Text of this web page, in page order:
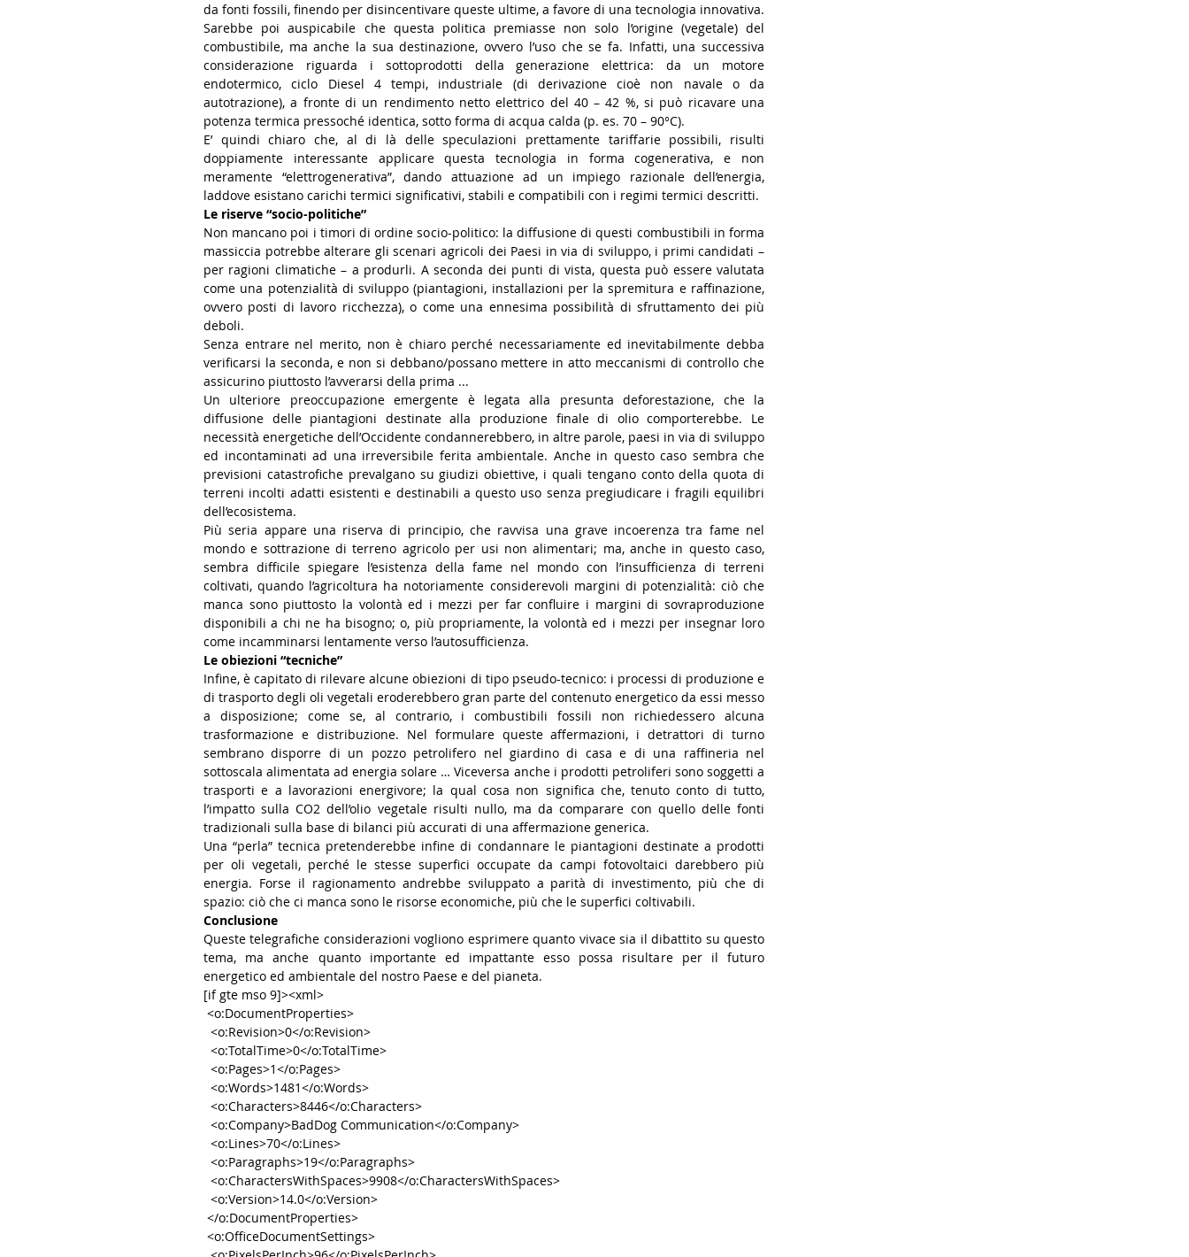
Sarebbe poi auspicabile che questa politica premiasse non solo l’origine (vegetale) del
combustibile, ma anche la sua destinazione, ovvero l’uso che se fa. Infatti, una successiva
considerazione riguarda i sottoprodotti della generazione elettrica: da un motore
endotermico, ciclo Diesel 4 tempi, industriale (di derivazione cioè non navale o da
autotrazione), a fronte di un rendimento netto elettrico del 40 – 42 %, si può ricavare una
potenza termica pressoché identica, sotto forma di acqua calda (p. es. 70 – 90°C).
E’ quindi chiaro che, al di là delle speculazioni prettamente tariffarie possibili, risulti
doppiamente interessante applicare questa tecnologia in forma cogenerativa, e non
meramente “elettrogenerativa”, dando attuazione ad un impiego razionale dell’energia,
laddove esistano carichi termici significativi, stabili e compatibili con i regimi termici descritti.
Le riserve “socio-politiche”
Non mancano poi i timori di ordine socio-politico: la diffusione di questi combustibili in forma
massiccia potrebbe alterare gli scenari agricoli dei Paesi in via di sviluppo, i primi candidati –
per ragioni climatiche – a produrli. A seconda dei punti di vista, questa può essere valutata
come una potenzialità di sviluppo (piantagioni, installazioni per la spremitura e raffinazione,
ovvero posti di lavoro ricchezza), o come una ennesima possibilità di sfruttamento dei più
deboli.
Senza entrare nel merito, non è chiaro perché necessariamente ed inevitabilmente debba
verificarsi la seconda, e non si debbano/possano mettere in atto meccanismi di controllo che
assicurino piuttosto l’avverarsi della prima ...
Un ulteriore preoccupazione emergente è legata alla presunta deforestazione, che la
diffusione delle piantagioni destinate alla produzione finale di olio comporterebbe. Le
necessità energetiche dell’Occidente condannerebbero, in altre parole, paesi in via di sviluppo
ed incontaminati ad una irreversibile ferita ambientale. Anche in questo caso sembra che
previsioni catastrofiche prevalgano su giudizi obiettive, i quali tengano conto della quota di
terreni incolti adatti esistenti e destinabili a questo uso senza pregiudicare i fragili equilibri
dell’ecosistema.
Più seria appare una riserva di principio, che ravvisa una grave incoerenza tra fame nel
mondo e sottrazione di terreno agricolo per usi non alimentari; ma, anche in questo caso,
sembra difficile spiegare l’esistenza della fame nel mondo con l’insufficienza di terreni
coltivati, quando l’agricoltura ha notoriamente considerevoli margini di potenzialità: ciò che
manca sono piuttosto la volontà ed i mezzi per far confluire i margini di sovraproduzione
disponibili a chi ne ha bisogno; o, più propriamente, la volontà ed i mezzi per insegnar loro
come incamminarsi lentamente verso l’autosufficienza.
Le obiezioni “tecniche”
Infine, è capitato di rilevare alcune obiezioni di tipo pseudo-tecnico: i processi di produzione e
di trasporto degli oli vegetali eroderebbero gran parte del contenuto energetico da essi messo
a disposizione; come se, al contrario, i combustibili fossili non richiedessero alcuna
trasformazione e distribuzione. Nel formulare queste affermazioni, i detrattori di turno
sembrano disporre di un pozzo petrolifero nel giardino di casa e di una raffineria nel
sottoscala alimentata ad energia solare … Viceversa anche i prodotti petroliferi sono soggetti a
trasporti e a lavorazioni energivore; la qual cosa non significa che, tenuto conto di tutto,
l’impatto sulla CO2 dell’olio vegetale risulti nullo, ma da comparare con quello delle fonti
tradizionali sulla base di bilanci più accurati di una affermazione generica.
Una “perla” tecnica pretenderebbe infine di condannare le piantagioni destinate a prodotti
per oli vegetali, perché le stesse superfici occupate da campi fotovoltaici darebbero più
energia. Forse il ragionamento andrebbe sviluppato a parità di investimento, più che di
spazio: ciò che ci manca sono le risorse economiche, più che le superfici coltivabili.
Conclusione
Queste telegrafiche considerazioni vogliono esprimere quanto vivace sia il dibattito su questo
tema, ma anche quanto importante ed impattante esso possa risultare per il futuro
energetico ed ambientale del nostro Paese e del pianeta.
[if gte mso 9]><xml>
<o:DocumentProperties>
  <o:Revision>0</o:Revision>
  <o:TotalTime>0</o:TotalTime>
  <o:Pages>1</o:Pages>
  <o:Words>1481</o:Words>
  <o:Characters>8446</o:Characters>
  <o:Company>BadDog Communication</o:Company>
  <o:Lines>70</o:Lines>
  <o:Paragraphs>19</o:Paragraphs>
  <o:CharactersWithSpaces>9908</o:CharactersWithSpaces>
  <o:Version>14.0</o:Version>
</o:DocumentProperties>
<o:OfficeDocumentSettings>